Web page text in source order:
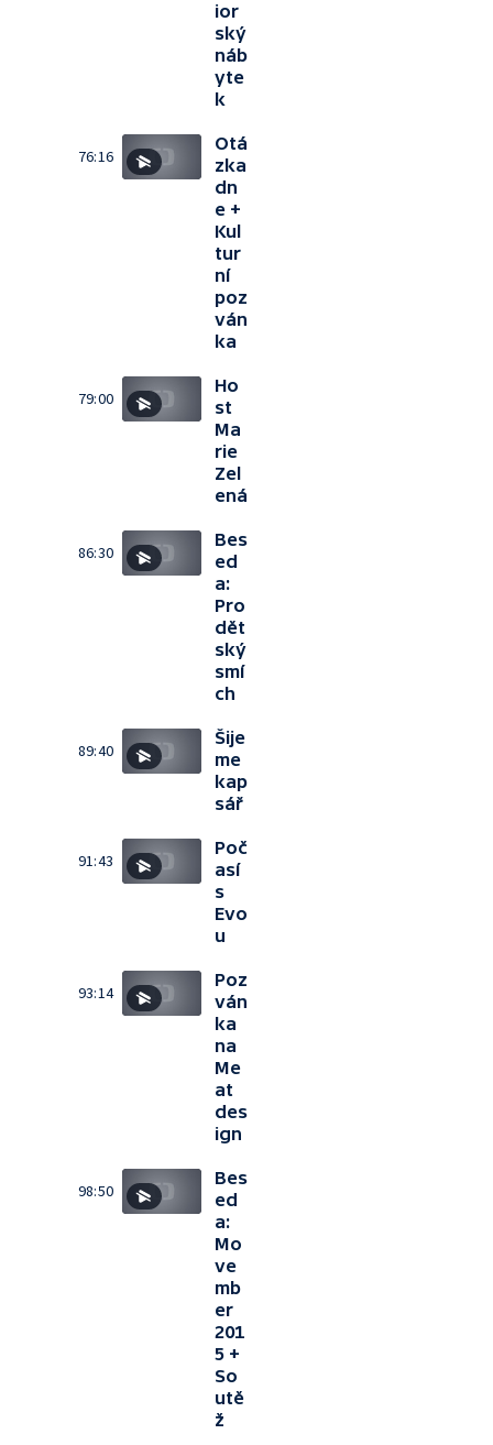
ior
ský
náb
yte
k
76:16
Otá
zka
dn
e +
Kul
tur
ní
poz
ván
ka
79:00
Ho
st
Ma
rie
Zel
ená
86:30
Bes
ed
a:
Pro
dět
ský
smí
ch
89:40
Šije
me
kap
sář
91:43
Poč
así
s
Evo
u
93:14
Poz
ván
ka
na
Me
at
des
ign
98:50
Bes
ed
a:
Mo
ve
mb
er
201
5 +
So
utě
ž